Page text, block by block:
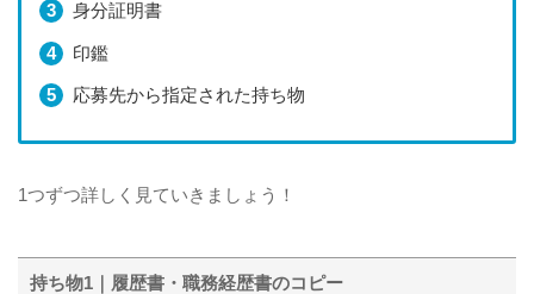
身分証明書
印鑑
応募先から指定された持ち物
1つずつ詳しく見ていきましょう！
持ち物1｜履歴書・職務経歴書のコピー